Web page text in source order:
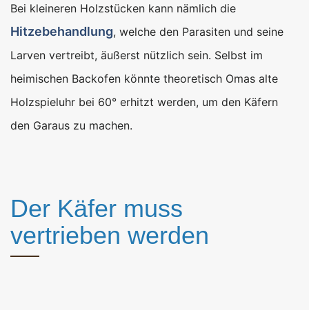
Bei kleineren Holzstücken kann nämlich die
Hitzebehandlung, welche den Parasiten und seine
Larven vertreibt, äußerst nützlich sein. Selbst im
heimischen Backofen könnte theoretisch Omas alte
Holzspieluhr bei 60° erhitzt werden, um den Käfern
den Garaus zu machen.
Der Käfer muss
vertrieben werden